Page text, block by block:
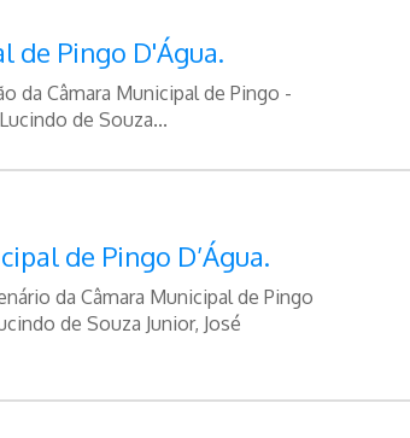
de Pingo D'Água.
da Câmara Municipal de Pingo -
de Souza...
de Pingo D’Água.
da Câmara Municipal de Pingo
de Souza Junior, José